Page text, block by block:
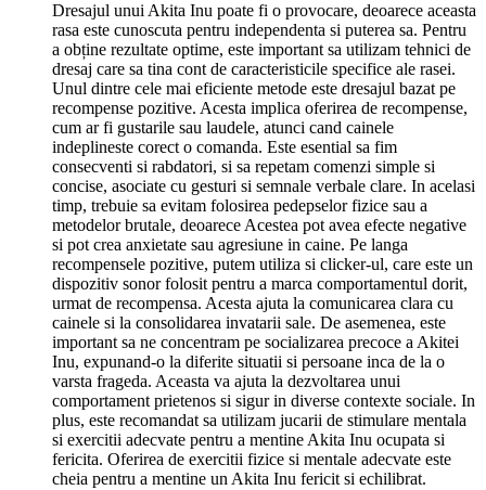
Dresajul unui Akita Inu poate fi o provocare, deoarece aceasta
rasa este cunoscuta pentru independenta si puterea sa. Pentru
a obține rezultate optime, este important sa utilizam tehnici de
dresaj care sa tina cont de caracteristicile specifice ale rasei.
Unul dintre cele mai eficiente metode este dresajul bazat pe
recompense pozitive. Acesta implica oferirea de recompense,
cum ar fi gustarile sau laudele, atunci cand cainele
indeplineste corect o comanda. Este esential sa fim
consecventi si rabdatori, si sa repetam comenzi simple si
concise, asociate cu gesturi si semnale verbale clare. In acelasi
timp, trebuie sa evitam folosirea pedepselor fizice sau a
metodelor brutale, deoarece Acestea pot avea efecte negative
si pot crea anxietate sau agresiune in caine. Pe langa
recompensele pozitive, putem utiliza si clicker-ul, care este un
dispozitiv sonor folosit pentru a marca comportamentul dorit,
urmat de recompensa. Acesta ajuta la comunicarea clara cu
cainele si la consolidarea invatarii sale. De asemenea, este
important sa ne concentram pe socializarea precoce a Akitei
Inu, expunand-o la diferite situatii si persoane inca de la o
varsta frageda. Aceasta va ajuta la dezvoltarea unui
comportament prietenos si sigur in diverse contexte sociale. In
plus, este recomandat sa utilizam jucarii de stimulare mentala
si exercitii adecvate pentru a mentine Akita Inu ocupata si
fericita. Oferirea de exercitii fizice si mentale adecvate este
cheia pentru a mentine un Akita Inu fericit si echilibrat.